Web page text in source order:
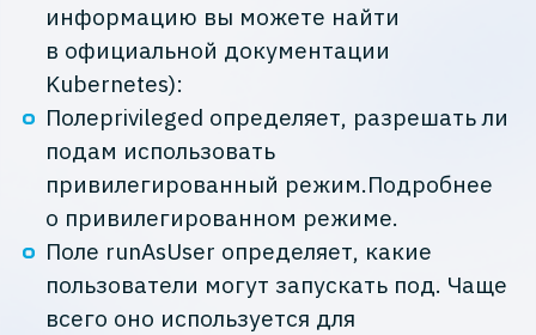
информацию вы можете найти
в официальной документации
Kubernetes):
Полеprivileged определяет, разрешать ли
подам использовать
привилегированный режим.Подробнее
о привилегированном режиме.
Поле runAsUser определяет, какие
пользователи могут запускать под. Чаще
всего оно используется для